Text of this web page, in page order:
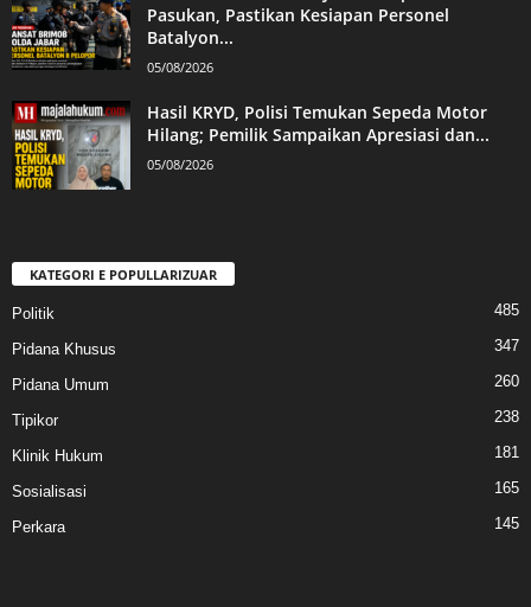
Pasukan, Pastikan Kesiapan Personel
Batalyon...
05/08/2026
Hasil KRYD, Polisi Temukan Sepeda Motor
Hilang; Pemilik Sampaikan Apresiasi dan...
05/08/2026
KATEGORI E POPULLARIZUAR
Politik 485
Pidana Khusus 347
Pidana Umum 260
Tipikor 238
Klinik Hukum 181
Sosialisasi 165
Perkara 145